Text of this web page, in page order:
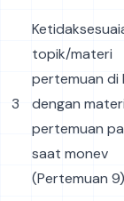
3
topik/materi
pertemuan di
dengan
pertemuan
saat monev
(Pertemuan 9)